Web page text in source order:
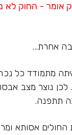
- החוק לא
אחרת...
מתמודד כל
נוצר מצב
תתפנה.
אסותא